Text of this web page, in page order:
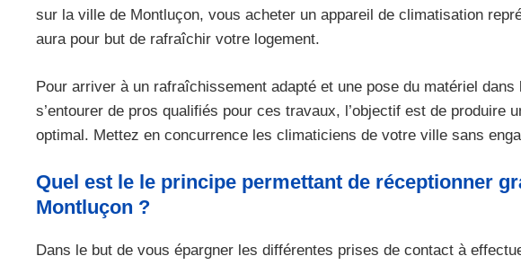
sur la ville de Montluçon, vous acheter un appareil de climatisation
aura pour but de rafraîchir votre logement.
Pour arriver à un rafraîchissement adapté et une pose du matériel
s’entourer de pros qualifiés pour ces travaux, l’objectif est de produire
optimal. Mettez en concurrence les climaticiens de votre ville sans
Quel est le le principe permettant de réceptionner
Montluçon ?
Dans le but de vous épargner les différentes prises de contact à